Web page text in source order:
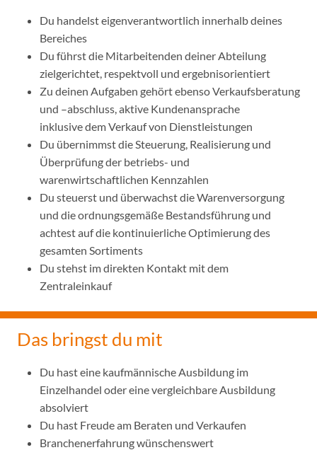
Du handelst eigenverantwortlich innerhalb deines
Bereiches
Du führst die Mitarbeitenden deiner Abteilung
zielgerichtet, respektvoll und ergebnisorientiert
Zu deinen Aufgaben gehört ebenso Verkaufsberatung
und –abschluss, aktive Kundenansprache
inklusive dem Verkauf von Dienstleistungen
Du übernimmst die Steuerung, Realisierung und
Überprüfung der betriebs- und
warenwirtschaftlichen Kennzahlen
Du steuerst und überwachst die Warenversorgung
und die ordnungsgemäße Bestandsführung und
achtest auf die kontinuierliche Optimierung des
gesamten Sortiments
Du stehst im direkten Kontakt mit dem
Zentraleinkauf
Das bringst du mit
Du hast eine kaufmännische Ausbildung im
Einzelhandel oder eine vergleichbare Ausbildung
absolviert
Du hast Freude am Beraten und Verkaufen
Branchenerfahrung wünschenswert